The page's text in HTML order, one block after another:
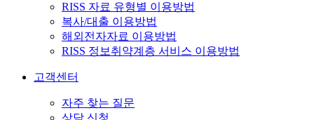
RISS 자료 유형별 이용방법
복사/대출 이용방법
해외전자자료 이용방법
RISS 정보취약계층 서비스 이용방법
고객센터
자주 찾는 질문
상담 신청